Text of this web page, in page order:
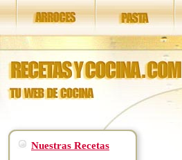
Nuestras Recetas